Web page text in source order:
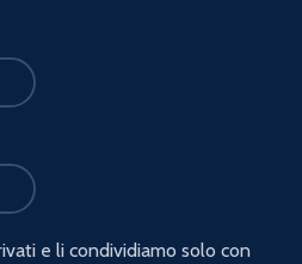
e li condividiamo solo con